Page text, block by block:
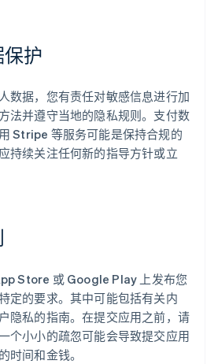
护
数据，您有责任对敏感信息进行加
法并遵守当地的隐私规则。支付数
Stripe 等服务可能是保持合规的
持续关注任何新的指导方针或立
Store 或 Google Play 上发布您
定的要求。其中可能包括有关内
隐私的指南。在提交应用之前，请
个小小的疏忽可能会导致提交应用
时间和金钱。